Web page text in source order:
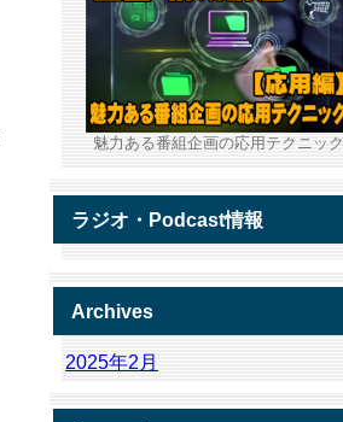
魅力ある番組企画の応用テクニック
ラジオ・Podcast情報
Archives
2025年2月